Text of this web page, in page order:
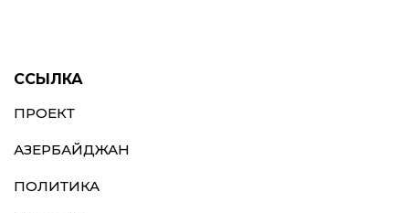
ССЫЛКА
ПРОЕКТ
АЗЕРБАЙДЖАН
ПОЛИТИКА